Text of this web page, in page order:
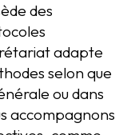
des
adapte
selon que
ou dans
accompagnons